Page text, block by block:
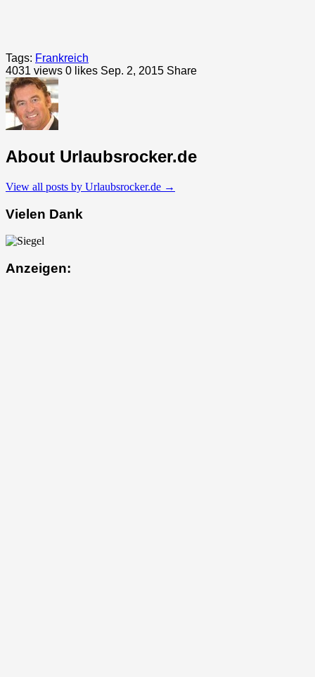
Tags: Frankreich
4031 views 0 likes Sep. 2, 2015 Share
About Urlaubsrocker.de
View all posts by Urlaubsrocker.de →
Vielen Dank
Anzeigen: